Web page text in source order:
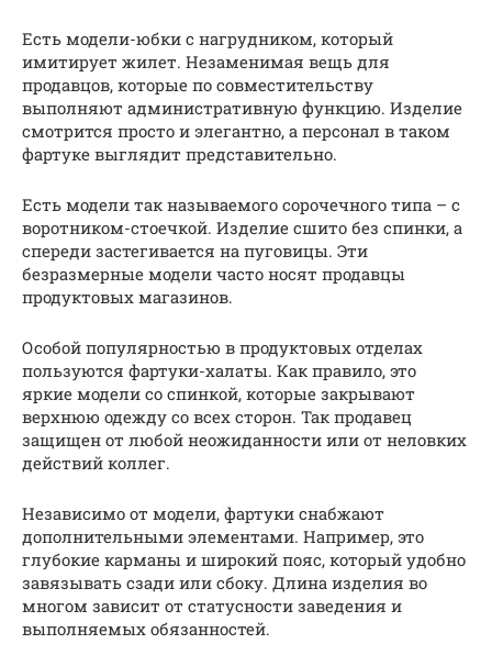
Есть модели-юбки с нагрудником, который
имитирует жилет. Незаменимая вещь для
продавцов, которые по совместительству
выполняют административную функцию. Изделие
смотрится просто и элегантно, а персонал в таком
фартуке выглядит представительно.
Есть модели так называемого сорочечного типа – с
воротником-стоечкой. Изделие сшито без спинки, а
спереди застегивается на пуговицы. Эти
безразмерные модели часто носят продавцы
продуктовых магазинов.
Особой популярностью в продуктовых отделах
пользуются фартуки-халаты. Как правило, это
яркие модели со спинкой, которые закрывают
верхнюю одежду со всех сторон. Так продавец
защищен от любой неожиданности или от неловких
действий коллег.
Независимо от модели, фартуки снабжают
дополнительными элементами. Например, это
глубокие карманы и широкий пояс, который удобно
завязывать сзади или сбоку. Длина изделия во
многом зависит от статусности заведения и
выполняемых обязанностей.